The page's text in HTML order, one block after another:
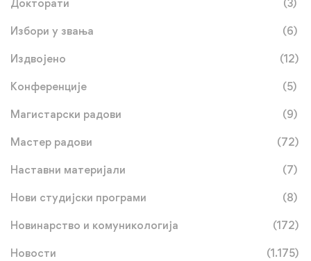
Докторати (3)
Избори у звања (6)
Издвојено (12)
Конференције (5)
Магистарски радови (9)
Мастер радови (72)
Наставни материјали (7)
Нови студијски програми (8)
Новинарство и комуникологија (172)
Новости (1.175)